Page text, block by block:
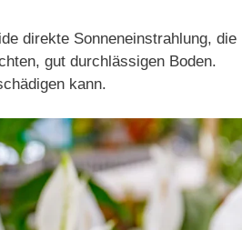
direkte Sonneneinstrahlung, die
gut durchlässigen Boden.
kann.